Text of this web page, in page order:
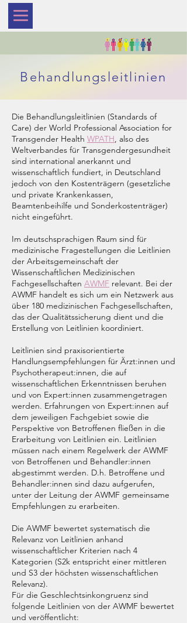
Behandlungsleitlinien
Die Behandlungsleitlinien (Standards of
Care) der World Professional Association for
Transgender Health WPATH, also des
Weltverbandes für Transgendergesundheit
sind international anerkannt und
wissenschaftlich fundiert, in Deutschland
jedoch von den Kostenträgern (gesetzliche
und private Krankenkassen,
Beamtenbeihilfe und Sonderkostenträger)
nicht eingeführt.
Im deutschsprachigen Raum sind für
medizinische Fragestellungen die Leitlinien
der Arbeitsgemeinschaft der
Wissenschaftlichen Medizinischen
Fachgesellschaften AWMF relevant. Bei der
AWMF handelt es sich um ein Netzwerk aus
über 180 medizinischen Fachgesellschaften,
das der Qualitätssicherung dient und die
Erstellung von Leitlinien koordiniert.
Leitlinien sind praxisorientierte
Handlungsempfehlungen für Ärzt:innen und
Psychotherapeut:innen, die auf
wissenschaftlichen Erkenntnissen beruhen
und von Expert:innen zusammengetragen
werden. Erfahrungen von Expert:innen auf
dem jeweiligen Fachgebiet sowie die
Perspektive von Betroffenen fließen in die
Erarbeitung von Leitlinien ein. Leitlinien
müssen nach einem Regelwerk der AWMF
von Betroffenen und Behandler:innen
abgestimmt werden. D.h. Betroffene und
Behandler:innen sind dazu aufgerufen,
unter der Leitung der AWMF gemeinsame
Empfehlungen zu erarbeiten.
Die AWMF bewertet systematisch die
Relevanz von Leitlinien anhand
wissenschaftlicher Kriterien nach 4
Kategorien (S2k entspricht einer mittleren
und S3 der höchsten wissenschaftlichen
Relevanz).
Für die Geschlechtsinkongruenz sind
folgende Leitlinien von der AWMF bewertet
und veröffentlicht: